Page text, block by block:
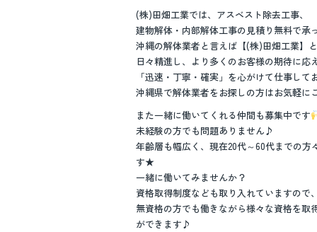
(株)田畑工業では、アスベスト除去工事、
建物解体・内部解体工事の見積り無料で承
沖縄の解体業者と言えば【(株)田畑工業】
日々精進し、より多くのお客様の期待に応
「迅速・丁寧・確実」を心がけて仕事して
沖縄県で解体業者をお探しの方はお気軽に
また一緒に働いてくれる仲間も募集中です
未経験の方でも問題ありません♪
年齢層も幅広く、現在20代～60代までの方
す★
一緒に働いてみませんか？
資格取得制度なども取り入れていますので、
無資格の方でも働きながら様々な資格を取
ができます♪